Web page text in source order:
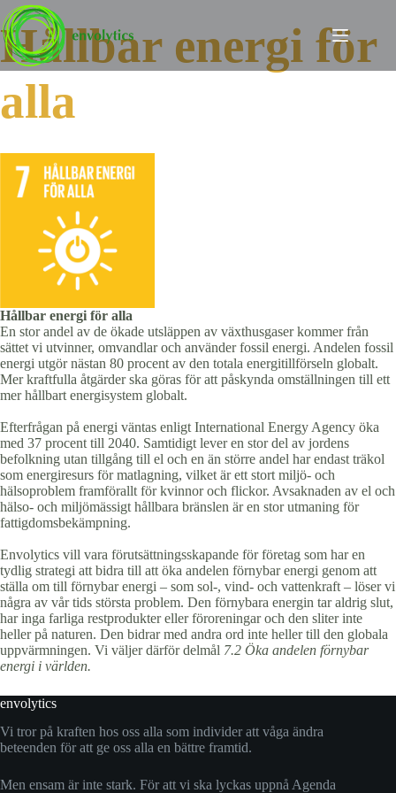
Hoppa
till
innehåll
Hållbar energi för
alla
Hållbar energi för alla
En stor andel av de ökade utsläppen av växthusgaser kommer från
sättet vi utvinner, omvandlar och använder fossil energi. Andelen fossil
energi utgör nästan 80 procent av den totala energitillförseln globalt.
Mer kraftfulla åtgärder ska göras för att påskynda omställningen till ett
mer hållbart energisystem globalt.
Efterfrågan på energi väntas enligt International Energy Agency öka
med 37 procent till 2040. Samtidigt lever en stor del av jordens
befolkning utan tillgång till el och en än större andel har endast träkol
som energiresurs för matlagning, vilket är ett stort miljö- och
hälsoproblem framförallt för kvinnor och flickor. Avsaknaden av el och
hälso- och miljömässigt hållbara bränslen är en stor utmaning för
fattigdomsbekämpning.
Envolytics vill vara förutsättningsskapande för företag som har en
tydlig strategi att bidra till att öka andelen förnybar energi genom att
ställa om till förnybar energi – som sol-, vind- och vattenkraft – löser vi
några av vår tids största problem. Den förnybara energin tar aldrig slut,
har inga farliga restprodukter eller föroreningar och den sliter inte
heller på naturen. Den bidrar med andra ord inte heller till den globala
uppvärmningen. Vi väljer därför delmål 7.2 Öka andelen förnybar
energi i världen.
envolytics
Vi tror på kraften hos oss alla som individer att våga ändra
beteenden för att ge oss alla en bättre framtid.
Men ensam är inte stark. För att vi ska lyckas uppnå Agenda